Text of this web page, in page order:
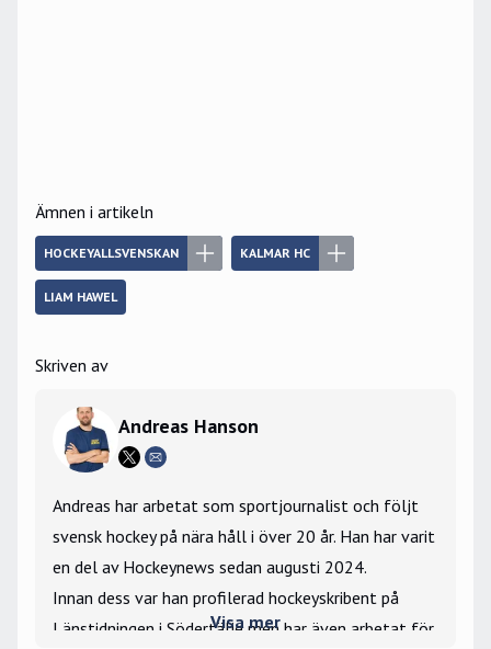
Ämnen i artikeln
HOCKEYALLSVENSKAN KALMAR HC
LIAM HAWEL
Skriven av
Andreas Hanson
Andreas har arbetat som sportjournalist och följt
svensk hockey på nära håll i över 20 år. Han har varit
en del av Hockeynews sedan augusti 2024.
Innan dess var han profilerad hockeyskribent på
Länstidningen i Södertälje men har även arbetat för
Visa mer